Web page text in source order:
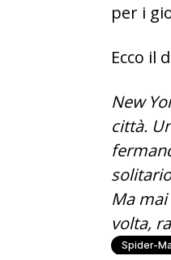
per i
Ecco il
New
città.
Ma
volta,
Spider-